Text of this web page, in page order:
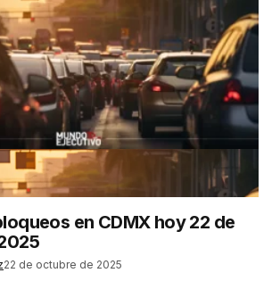
en CDMX hoy 22 de
22 de octubre de 2025